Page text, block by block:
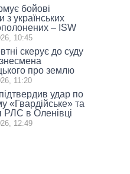
бойові
з українських
– ISW
10:45
скерує до суду
про землю
11:20
удар по
«Гвардійське» та
РЛС в Оленівці
12:49